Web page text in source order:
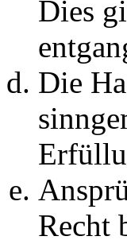
Dies
Die
Recht